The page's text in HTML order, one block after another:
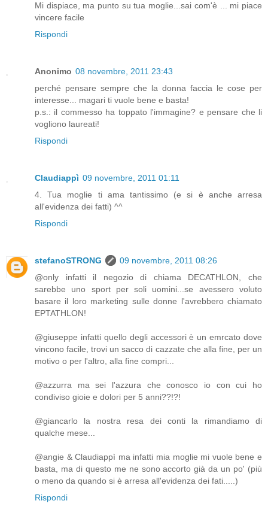
Mi dispiace, ma punto su tua moglie...sai com'è ... mi piace
vincere facile
Rispondi
Anonimo 08 novembre, 2011 23:43
perché pensare sempre che la donna faccia le cose per
interesse... magari ti vuole bene e basta!
p.s.: il commesso ha toppato l'immagine? e pensare che li
vogliono laureati!
Rispondi
Claudiappì 09 novembre, 2011 01:11
4. Tua moglie ti ama tantissimo (e si è anche arresa
all'evidenza dei fatti) ^^
Rispondi
stefanoSTRONG
09 novembre, 2011 08:26
@only infatti il negozio di chiama DECATHLON, che
sarebbe uno sport per soli uomini...se avessero voluto
basare il loro marketing sulle donne l'avrebbero chiamato
EPTATHLON!
@giuseppe infatti quello degli accessori è un emrcato dove
vincono facile, trovi un sacco di cazzate che alla fine, per un
motivo o per l'altro, alla fine compri...
@azzurra ma sei l'azzura che conosco io con cui ho
condiviso gioie e dolori per 5 anni??!?!
@giancarlo la nostra resa dei conti la rimandiamo di
qualche mese...
@angie & Claudiappì ma infatti mia moglie mi vuole bene e
basta, ma di questo me ne sono accorto già da un po' (più
o meno da quando si è arresa all'evidenza dei fati.....)
Rispondi